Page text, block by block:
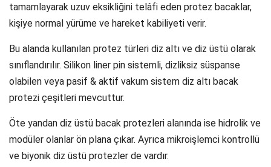
tamamlayarak uzuv eksikliğini telâfi eden protez bacaklar,
kişiye normal yürüme ve hareket kabiliyeti verir.
Bu alanda kullanılan protez türleri diz altı ve diz üstü olarak
sınıflandırılır. Silikon liner pin sistemli, dizliksiz süspanse
olabilen veya pasif & aktif vakum sistem diz altı bacak
protezi çeşitleri mevcuttur.
Öte yandan diz üstü bacak protezleri alanında ise hidrolik ve
modüler olanlar ön plana çıkar. Ayrıca mikroişlemci kontrollü
ve biyonik diz üstü protezler de vardır.